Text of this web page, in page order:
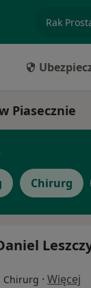
Piasecznie
Chirurg
Chirurg · Więcej